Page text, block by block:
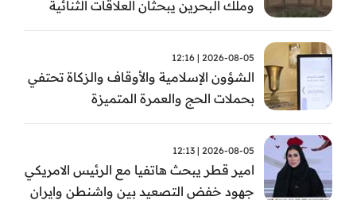
وملك البحرين يبحثان العلاقات الثنائية
وتطورات الأوضاع الإقليمية
2026-08-05 | 12:16
الشؤون الإسلامية والأوقاف والزكاة تحتفي
بحملات الحج والعمرة المتميزة
2026-08-05 | 12:13
امير قطر يبحث هاتفيا مع الرئيس الامريكي
جهود خفض التصعيد بين واشنطن وايران